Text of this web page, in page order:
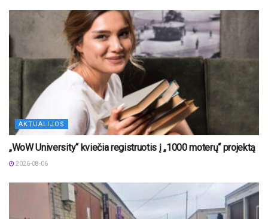
AKTUALIJOS
„WoW University“ kviečia registruotis į „1000 moterų“ projektą
2026-08-06